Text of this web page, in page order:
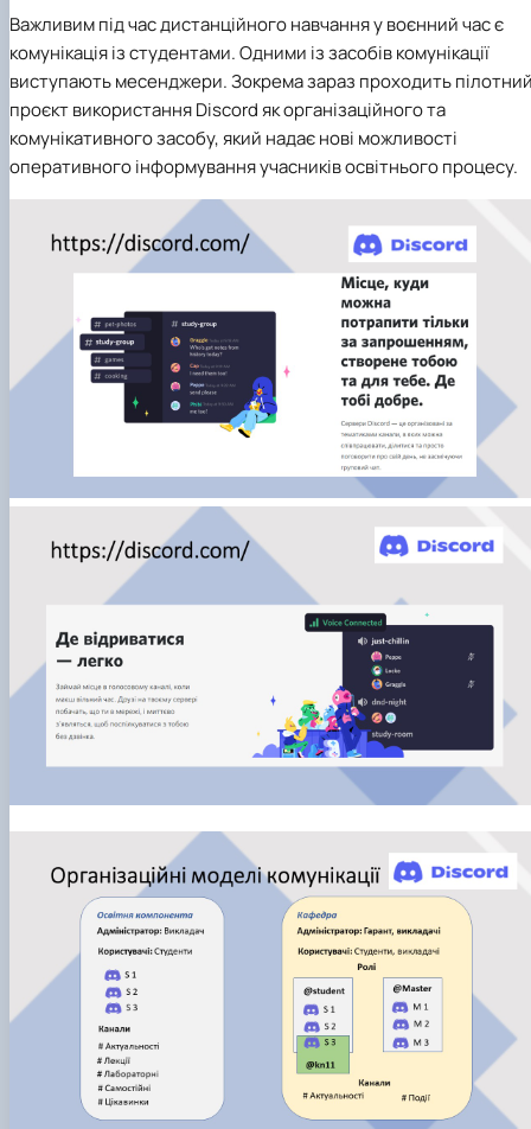
Важливим під час дистанційного навчання у воєнний час є
комунікація із студентами. Одними із засобів комунікації
виступають месенджери. Зокрема зараз проходить
проєкт використання Discord як організаційного та
комунікативного засобу, який надає нові можливості
оперативного інформування учасників освітнього процесу.